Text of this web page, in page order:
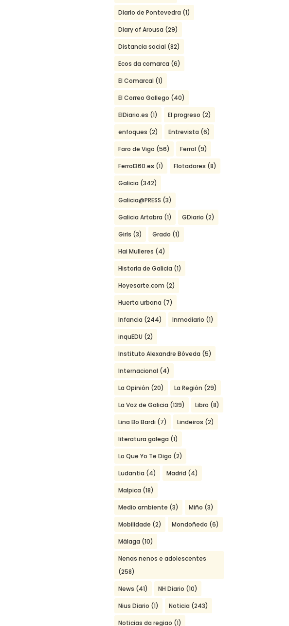
Diario de Pontevedra (1)
Diary of Arousa (29)
Distancia social (82)
Ecos da comarca (6)
El Comarcal (1)
El Correo Gallego (40)
ElDiario.es (1) El progreso (2)
enfoques (2) Entrevista (6)
Faro de Vigo (56) Ferrol (9)
Ferrol360.es (1) Flotadores (8)
Galicia (342)
Galicia@PRESS (3)
Galicia Artabra (1) GDiario (2)
Girls (3) Grado (1)
Hai Mulleres (4)
Historia de Galicia (1)
Hoyesarte.com (2)
Huerta urbana (7)
Infancia (244) Inmodiario (1)
inquEDU (2)
Instituto Alexandre Bóveda (5)
Internacional (4)
La Opinión (20) La Región (29)
La Voz de Galicia (139) Libro (8)
Lina Bo Bardi (7) Lindeiros (2)
literatura galega (1)
Lo Que Yo Te Digo (2)
Ludantia (4) Madrid (4)
Malpica (18)
Medio ambiente (3) Miño (3)
Mobilidade (2) Mondoñedo (6)
Málaga (10)
Nenas nenos e adolescentes
(258)
News (41) NH Diario (10)
Nius Diario (1) Noticia (243)
Noticias da regiao (1)